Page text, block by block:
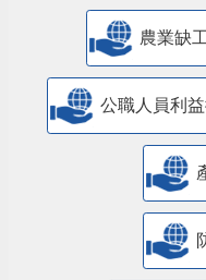
農業缺工
公職人員利